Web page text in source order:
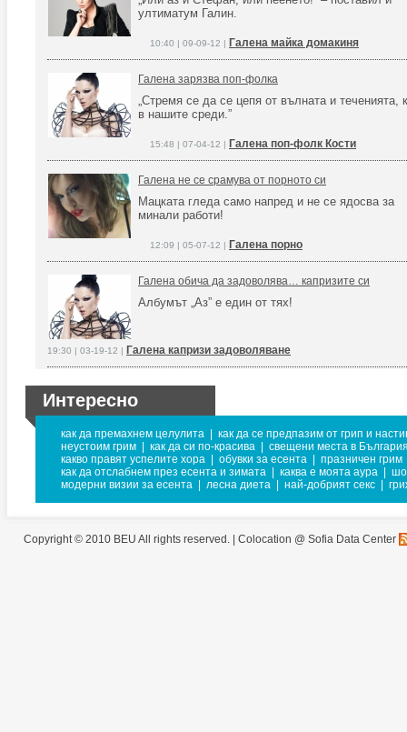
ултиматум Галин.
10:40 | 09-09-12 | Галена майка домакиня
Галена зарязва поп-фолка
„Стремя се да се цепя от вълната и теченията,
в нашите среди.”
15:48 | 07-04-12 | Галена поп-фолк Кости
Галена не се срамува от порното си
Мацката гледа само напред и не се ядосва за
минали работи!
12:09 | 05-07-12 | Галена порно
Галена обича да задоволява… капризите си
Албумът „Аз” е един от тях!
19:30 | 03-19-12 | Галена капризи задоволяване
Интересно
как да премахнем целулита
как да се предпазим от грип и
неустоим грим
как да си по-красива
свещени места в
какво правят успелите хора
обувки за есента
празничен грим
как да отслабнем през есента и зимата
каква е моята аура
модерни визии за есента
лесна диета най-добрият секс
Copyright © 2010 BEU All rights reserved. | Colocation @ Sofia Data Center